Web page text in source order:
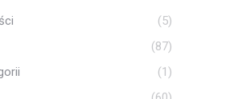
(5)
(87)
(1)